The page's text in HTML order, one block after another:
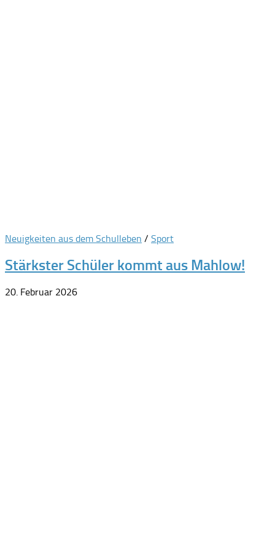
Neuigkeiten aus dem Schulleben / Sport
Stärkster Schüler kommt aus Mahlow!
20. Februar 2026